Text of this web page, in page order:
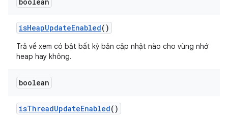
isHeapUpdateEnabled()
Trả về xem có bật bất kỳ bản cập nhật nào cho vùng nhớ
heap hay không.
boolean
isThreadUpdateEnabled()